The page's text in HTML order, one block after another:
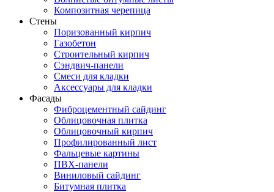
Композитная черепица
Стены
Поризованный кирпич
Газобетон
Строительный кирпич
Сэндвич-панели
Смеси для кладки
Аксессуары для кладки
Фасады
Фиброцементный сайдинг
Облицовочная плитка
Облицовочный кирпич
Профилированный лист
Фальцевые картины
ПВХ-панели
Виниловый сайдинг
Битумная плитка